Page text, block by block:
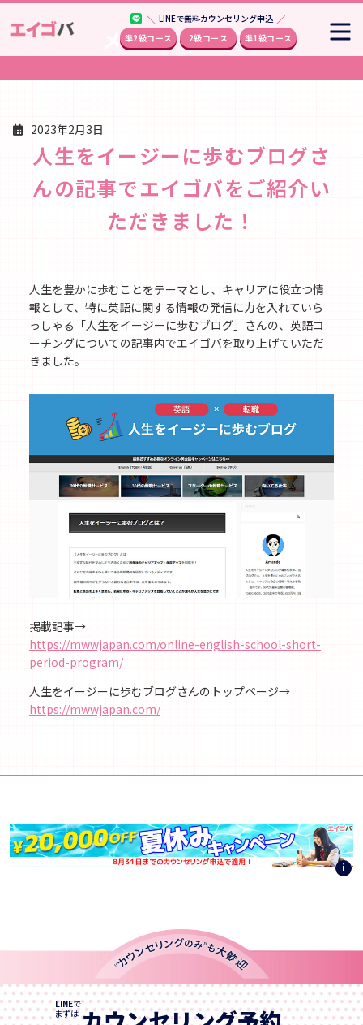
LINEで無料カウンセリング申込
準2級コース
2級コース 準1級コース
メディア掲載事例
2023年2月3日
人生をイージーに歩むブログさ
んの記事でエイゴバをご紹介い
ただきました！
人生を豊かに歩むことをテーマとし、キャリアに役立つ情
報として、特に英語に関する情報の発信に力を入れていら
っしゃる「人生をイージーに歩むブログ」さんの、英語コ
ーチングについての記事内でエイゴバを取り上げていただ
きました。
掲載記事→
https://mwwjapan.com/online-english-school-short-
period-program/
人生をイージーに歩むブログさんのトップページ→
https://mwwjapan.com/
i
LINEで
まずは